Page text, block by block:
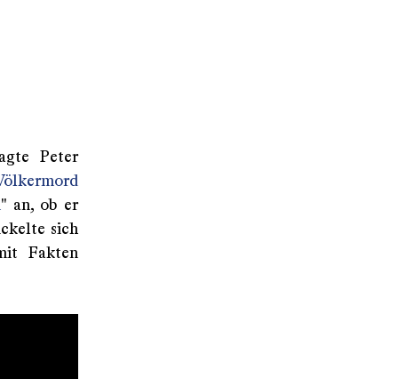
Peter
" an, ob er
sich
Fakten